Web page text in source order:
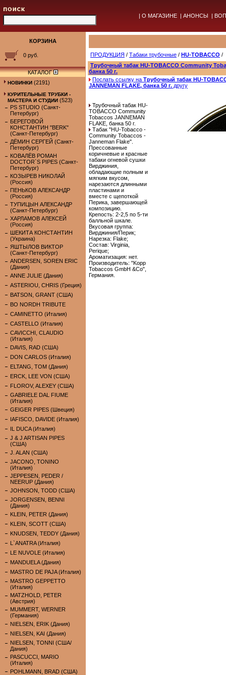
| О МАГАЗИНЕ | АНОНСЫ |
КОРЗИНА
0 руб.
КАТАЛОГ
НОВИНКИ (2191)
КУРИТЕЛЬНЫЕ ТРУБКИ -
МАСТЕРА И СТУДИИ (523)
PS STUDIO (Санкт-
Петербург)
БЕРЕГОВОЙ
КОНСТАНТИН "BERK"
(Санкт-Петербург)
ДЁМИН СЕРГЕЙ (Санкт-
Петербург)
КОВАЛЁВ РОМАН
DOCTOR`S PIPES (Санкт-
Петербург)
КОЗЫРЕВ НИКОЛАЙ
(Россия)
ПЕНЬКОВ АЛЕКСАНДР
(Россия)
ТУПИЦЫН АЛЕКСАНДР
(Санкт-Петербург)
ХАРЛАМОВ АЛЕКСЕЙ
(Россия)
ШЕКИТА КОНСТАНТИН
(Украина)
ЯШТЫЛОВ ВИКТОР
(Санкт-Петербург)
ANDERSEN, SOREN ERIC
(Дания)
ANNE JULIE (Дания)
ASTERIOU, CHRIS (Греция)
BATSON, GRANT (США)
BO NORDH TRIBUTE
CAMINETTO (Италия)
CASTELLO (Италия)
CAVICCHI, CLAUDIO
(Италия)
DAVIS, RAD (США)
DON CARLOS (Италия)
ELTANG, TOM (Дания)
ERCK, LEE VON (США)
FLOROV, ALEXEY (США)
GABRIELE DAL FIUME
(Италия)
GEIGER PIPES (Швеция)
IAFISCO, DAVIDE (Италия)
IL DUCA (Италия)
J & J ARTISAN PIPES
(США)
J. ALAN (США)
JACONO, TONINO
(Италия)
JEPPESEN, PEDER /
NEERUP (Дания)
JOHNSON, TODD (США)
JORGENSEN, BENNI
(Дания)
KLEIN, PETER (Дания)
KLEIN, SCOTT (США)
KNUDSEN, TEDDY (Дания)
L`ANATRA (Италия)
LE NUVOLE (Италия)
MANDUELA (Дания)
MASTRO DE PAJA (Италия)
MASTRO GEPPETTO
(Италия)
MATZHOLD, PETER
(Австрия)
MUMMERT, WERNER
(Германия)
NIELSEN, ERIK (Дания)
NIELSEN, KAI (Дания)
NIELSEN, TONNI (США/
Дания)
PASCUCCI, MARIO
(Италия)
POHLMANN, BRAD (США)
ПРОДУКЦИЯ / Табаки трубочные / HU-TOBACCO /
Трубочный табак HU-TOBACCO Community
банка 50 г.
Послать ссылку на Трубочный табак HU-
JANNEMAN FLAKE, банка 50 г. другу
Трубочный табак HU-
TOBACCO Community
Tobaccos JANNEMAN
FLAKE, банка 50 г.
Табак "HU-Tobacco -
Community Tobaccos -
Janneman Flake".
Прессованные
коричневые и красные
табаки огневой сушки
Вирджиния,
обладающие полным и
мягким вкусом,
нарезаются длинными
пластинами и
вместе с щепоткой
Перика, завершающей
композицию.
Крепость: 2-2,5 по 5-ти
балльной шкале.
Вкусовая группа:
Вирджиния/Перик;
Нарезка: Flake;
Состав: Virginia,
Perique;
Ароматизация: нет.
Производитель: "Kopp
Tobaccos GmbH &Co",
Германия.